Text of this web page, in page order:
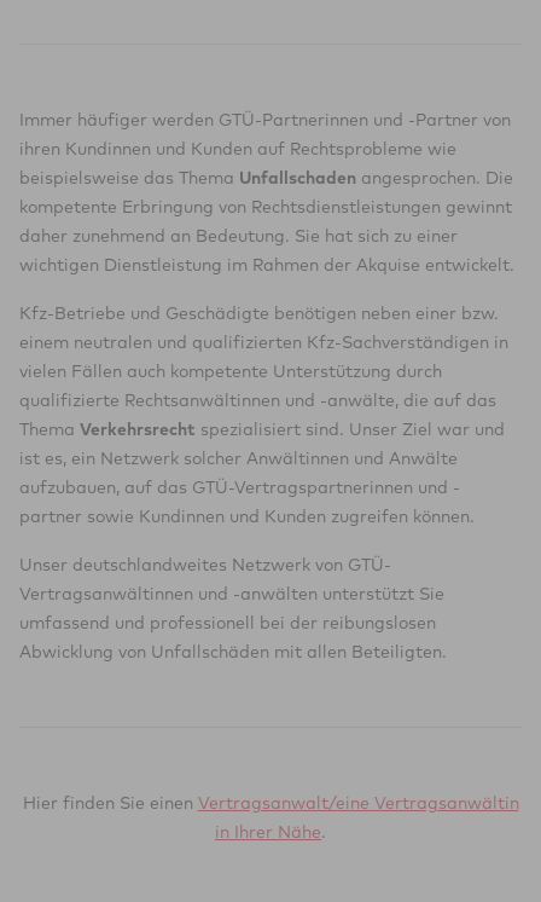
Immer häufiger werden GTÜ-Partnerinnen und -Partner von
ihren Kundinnen und Kunden auf Rechtsprobleme wie
beispielsweise das Thema Unfallschaden angesprochen. Die
kompetente Erbringung von Rechtsdienstleistungen gewinnt
daher zunehmend an Bedeutung. Sie hat sich zu einer
wichtigen Dienstleistung im Rahmen der Akquise entwickelt.
Kfz-Betriebe und Geschädigte benötigen neben einer bzw.
einem neutralen und qualifizierten Kfz-Sachverständigen in
vielen Fällen auch kompetente Unterstützung durch
qualifizierte Rechtsanwältinnen und -anwälte, die auf das
Thema Verkehrsrecht spezialisiert sind. Unser Ziel war und
ist es, ein Netzwerk solcher Anwältinnen und Anwälte
aufzubauen, auf das GTÜ-Vertragspartnerinnen und -
partner sowie Kundinnen und Kunden zugreifen können.
Unser deutschlandweites Netzwerk von GTÜ-
Vertragsanwältinnen und -anwälten unterstützt Sie
umfassend und professionell bei der reibungslosen
Abwicklung von Unfallschäden mit allen Beteiligten.
Hier finden Sie einen Vertragsanwalt/eine Vertragsanwältin
in Ihrer Nähe.